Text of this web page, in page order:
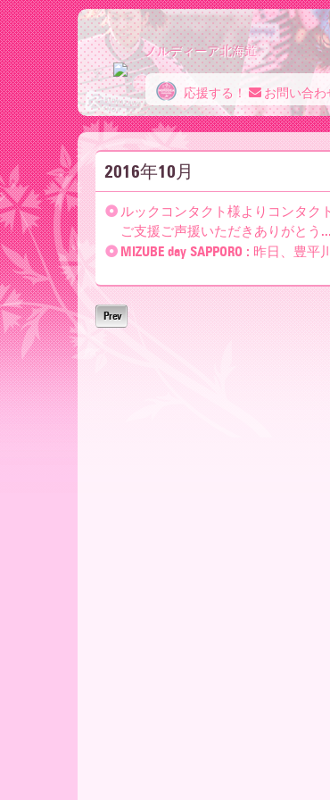
ノ
ル
デ
ィ
ノルディーア北海道
応援する！ お問い合わ
2016年10月
ルックコンタクト様よりコンタク
ご支援ご声援いただきありがとう...
MIZUBE day SAPPORO : 昨日、豊
Prev